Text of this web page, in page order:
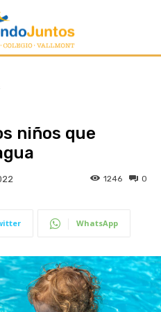
niños que
0
1246
WhatsApp